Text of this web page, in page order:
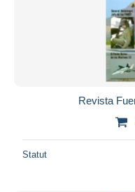
Revista
Statut